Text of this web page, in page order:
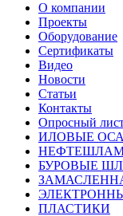
О компании
Проекты
Оборудование
Сертификаты
Видео
Новости
Статьи
Контакты
Опросный
ИЛОВЫЕ
БУРОВЫЕ
ПЛАСТИКИ